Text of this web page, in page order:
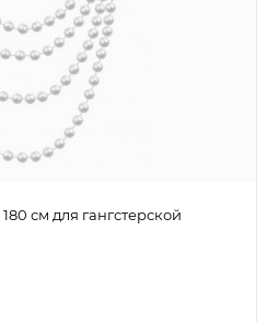
см для гангстерской